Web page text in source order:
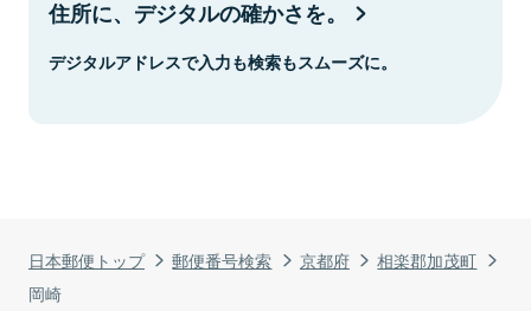
日本郵便トップ 郵便番号検索 京都府
相楽郡加茂町
岡崎
住所に、デジタルの確かさを。
デジタルアドレスで入力も検索もスムーズに。